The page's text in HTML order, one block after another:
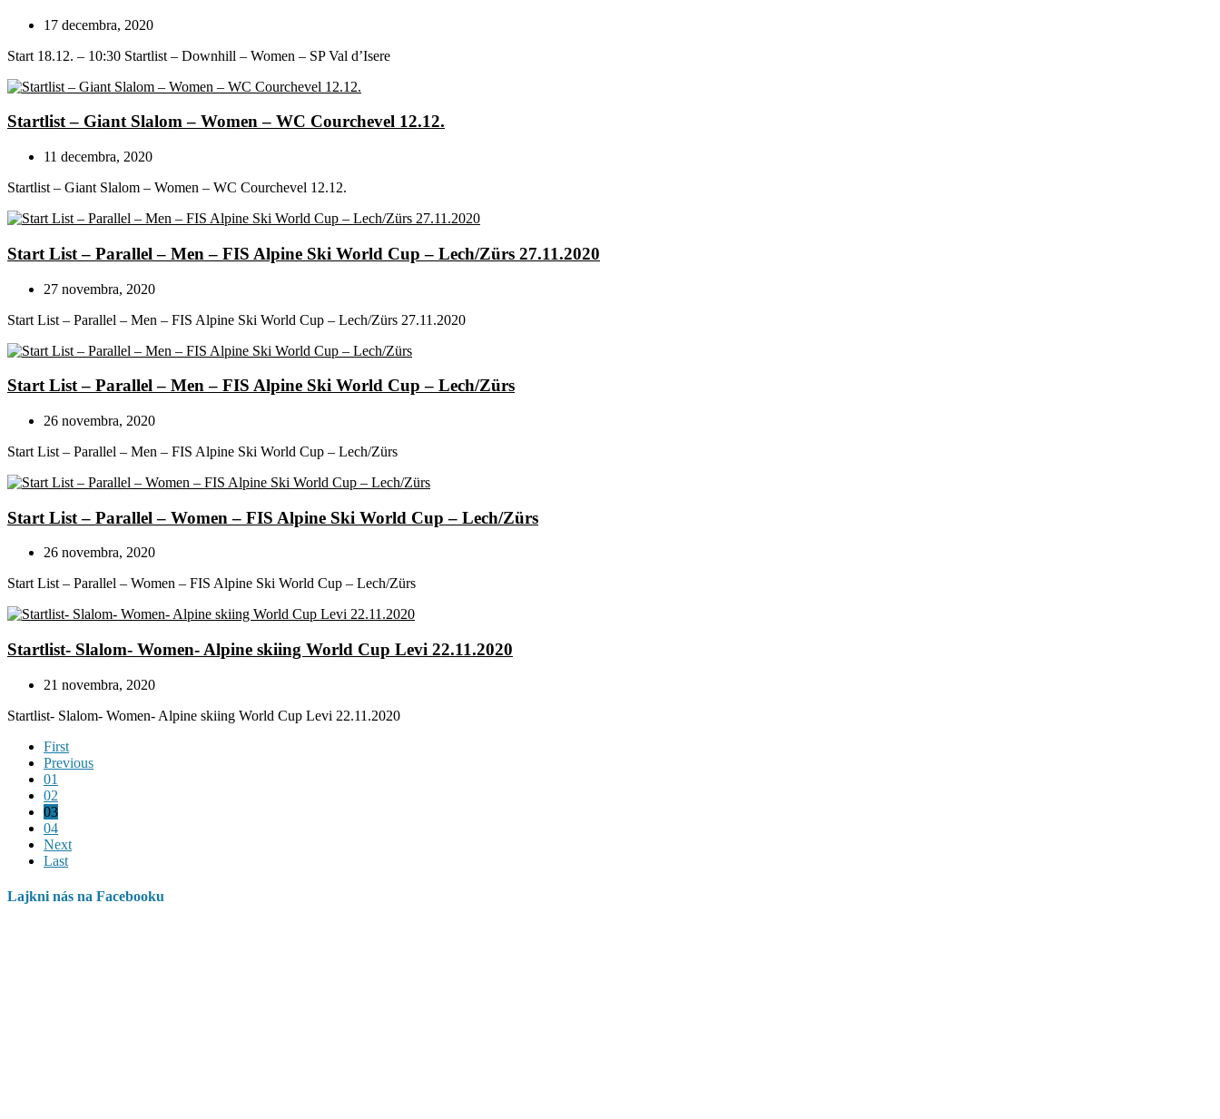
17 decembra, 2020
Start 18.12. – 10:30 Startlist – Downhill – Women – SP Val d’Isere
Startlist – Giant Slalom – Women – WC Courchevel 12.12.
11 decembra, 2020
Startlist – Giant Slalom – Women – WC Courchevel 12.12.
Start List – Parallel – Men – FIS Alpine Ski World Cup – Lech/Zürs 27.11.2020
27 novembra, 2020
Start List – Parallel – Men – FIS Alpine Ski World Cup – Lech/Zürs 27.11.2020
Start List – Parallel – Men – FIS Alpine Ski World Cup – Lech/Zürs
26 novembra, 2020
Start List – Parallel – Men – FIS Alpine Ski World Cup – Lech/Zürs
Start List – Parallel – Women – FIS Alpine Ski World Cup – Lech/Zürs
26 novembra, 2020
Start List – Parallel – Women – FIS Alpine Ski World Cup – Lech/Zürs
Startlist- Slalom- Women- Alpine skiing World Cup Levi 22.11.2020
21 novembra, 2020
Startlist- Slalom- Women- Alpine skiing World Cup Levi 22.11.2020
First
Previous
01
02
03
04
Next
Last
Lajkni nás na Facebooku